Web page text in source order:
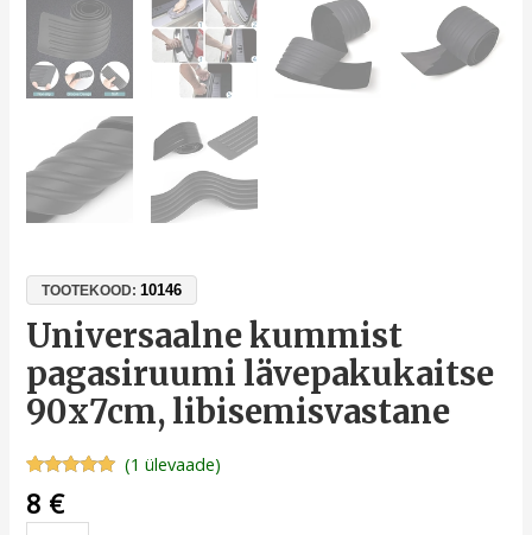
TOOTEKOOD:10146
Universaalne kummist
pagasiruumi lävepakukaitse
90x7cm, libisemisvastane
5.00/5
kliendi
(1 ülevaade)
8 €